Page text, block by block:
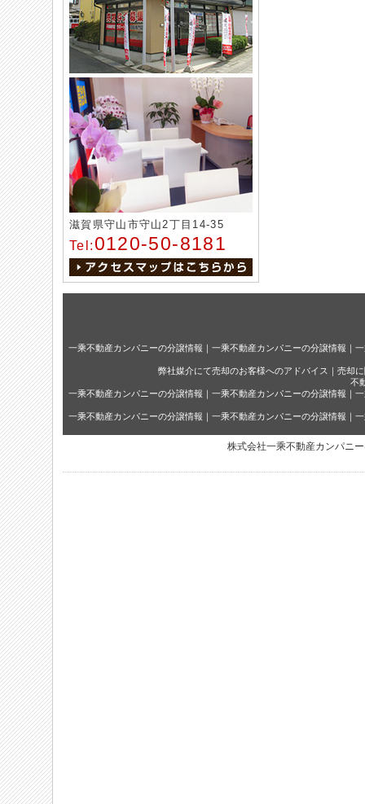
滋賀県守山市守山2丁目14-35
Tel: 0120-50-8181
一乘不動産カンパニーの分譲情報 ｜ 一乘不動産カンパニーの分譲情報 ｜
弊社媒介にて売却のお客様へのアドバイス ｜ 売却
不
一乘不動産カンパニーの分譲情報 ｜ 一乘不動産カンパニーの分譲情報 ｜
一乘不動産カンパニーの分譲情報 ｜ 一乘不動産カンパニーの分譲情報 ｜
株式会社一乘不動産カンパニ